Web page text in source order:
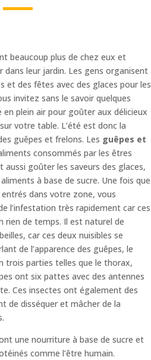
beaucoup plus de chez eux et
dans leur jardin. Les gens organisent
et des fêtes avec des glaces pour les
invitez sans le savoir quelques
plein air pour goûter aux délicieux
votre table. L’été est donc la
guêpes et frelons. Les guêpes et
consommés par les êtres
aussi goûter les saveurs des glaces,
à base de sucre. Une fois que
dans votre zone, vous
l’infestation très rapidement car ces
rien de temps. Il est naturel de
car ces deux nuisibles se
de l’apparence des guêpes, le
trois parties telles que le thorax,
ont six pattes avec des antennes
Ces insectes ont également des
de disséquer et mâcher de la
une nourriture à base de sucre et
comme l’être humain.